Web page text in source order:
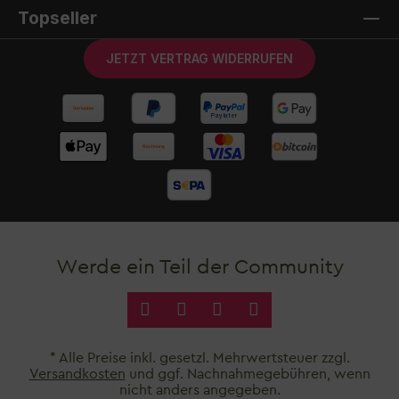
Topseller
JETZT VERTRAG WIDERRUFEN
Werde ein Teil der Community
* Alle Preise inkl. gesetzl. Mehrwertsteuer zzgl.
Versandkosten und ggf. Nachnahmegebühren, wenn
nicht anders angegeben.